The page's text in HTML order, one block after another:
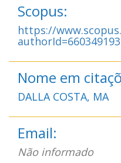
Scopus:
https://
Nome em
DALLA COSTA, MA
Email:
Não informado